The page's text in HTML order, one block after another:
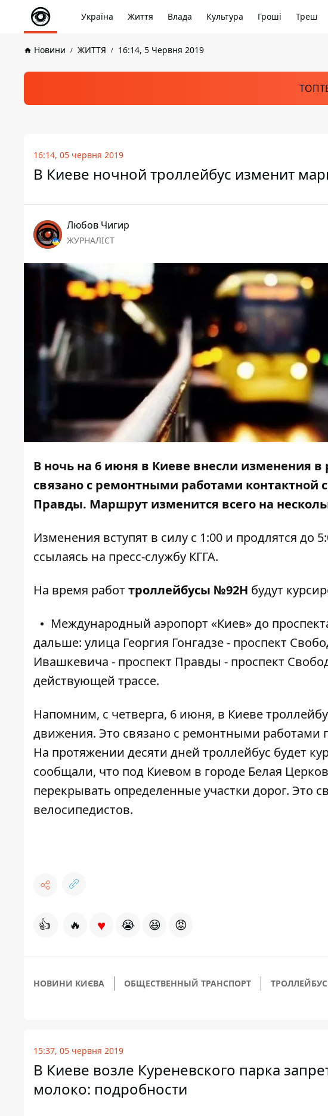
Україна Життя Влада Культура Гроші Треш
Новини ЖИТТЯ 16:14, 5 Червня 2019
16:14, 05 червня 2019
В Киеве ночной троллейбус изменит
Любов Чигир
ЖУРНАЛІСТ
В ночь на 6 июня в Киеве внесли изменения в
связано с ремонтными работами контактной
Правды. Маршрут изменится всего на
Изменения вступят в силу с 1:00 и продлятся до
ссылаясь на пресс-службу КГГА.
На время работ троллейбусы №92Н будут
Международный аэропорт «Киев» до
дальше: улица Георгия Гонгадзе - проспект
Ивашкевича - проспект Правды - проспект
действующей трассе.
Напомним, с четверга, 6 июня, в Киеве
движения. Это связано с ремонтными работами
На протяжении десяти дней троллейбус будет
сообщали, что под Киевом в городе Белая
перекрывать определенные участки дорог. Это
велосипедистов.
👍 🔥 ♥ 😭 😆 😡
НОВИНИ КИЄВА ОБЩЕСТВЕННЫЙ ТРАНСПОРТ ТРОЛЛЕЙБУС
15:37, 05 червня 2019
В Киеве возле Куреневского парка
молоко: подробности